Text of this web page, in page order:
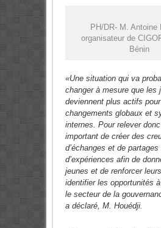
PH/DR- M. Antoine
organisateur de
Bénin
«Une situation qui va
changer à mesure que les
deviennent plus actifs
changements globaux et
internes. Pour relever
important de créer des
d’échanges et de partages
d’expériences afin de
jeunes et de renforcer
identifier les opportunités
le secteur de la
a déclaré, M. Houédji.